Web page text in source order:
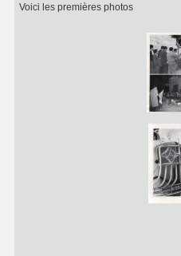
Voici les premières photos